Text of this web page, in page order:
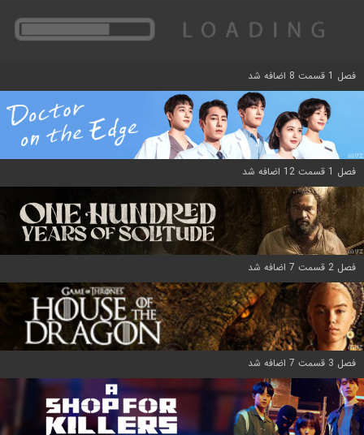
فصل 1 قسمت 8 اضافه شد
فصل 1 قسمت 12 اضافه شد
فصل 2 قسمت 7 اضافه شد
فصل 3 قسمت 7 اضافه شد